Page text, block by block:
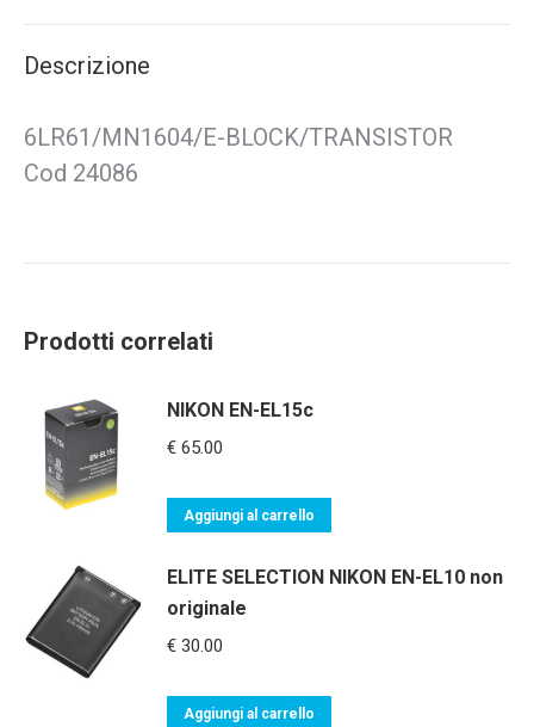
Descrizione
6LR61/MN1604/E-BLOCK/TRANSISTOR
Cod 24086
Prodotti correlati
NIKON EN-EL15c
€ 65.00
Aggiungi al carrello
ELITE SELECTION NIKON EN-EL10 non
originale
€ 30.00
Aggiungi al carrello